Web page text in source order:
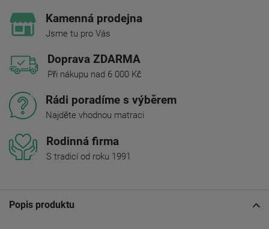
Kamenná prodejna
Jsme tu pro Vás
Doprava ZDARMA
Při nákupu nad 6 000 Kč
Rádi poradíme s výběrem
Najděte vhodnou matraci
Rodinná firma
S tradicí od roku 1991
Popis produktu